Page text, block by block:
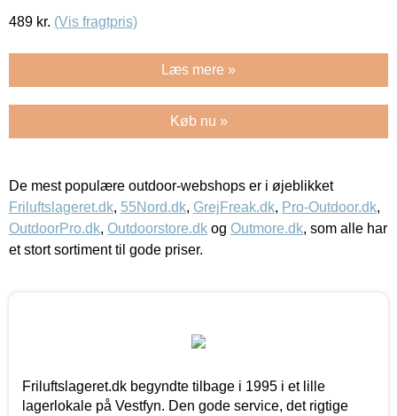
489 kr. (Vis fragtpris)
Læs mere »
Køb nu »
De mest populære outdoor-webshops er i øjeblikket
Friluftslageret.dk, 55Nord.dk, GrejFreak.dk, Pro-Outdoor.dk,
OutdoorPro.dk, Outdoorstore.dk og Outmore.dk, som alle har
et stort sortiment til gode priser.
Friluftslageret.dk begyndte tilbage i 1995 i et lille
lagerlokale på Vestfyn. Den gode service, det rigtige